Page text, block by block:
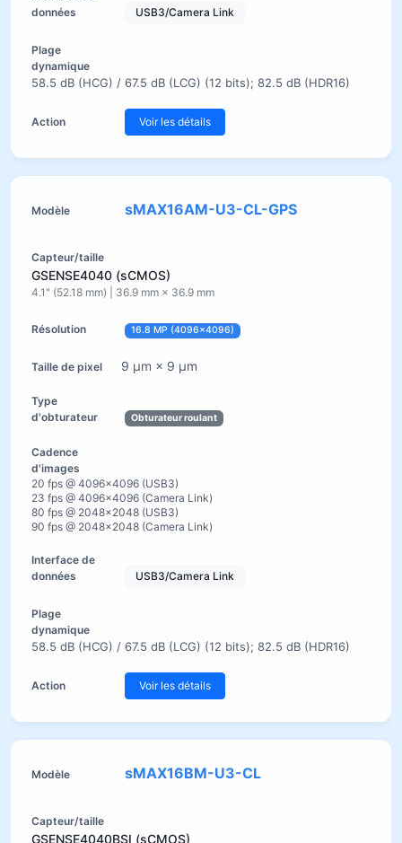
USB3/Camera Link
58.5 dB (HCG) / 67.5 dB (LCG) (12 bits); 82.5 dB (HDR16)
Voir les détails
sMAX16AM-U3-CL-GPS
GSENSE4040 (sCMOS)
4.1" (52.18 mm) | 36.9 mm × 36.9 mm
16.8 MP (4096×4096)
9 µm × 9 µm
Obturateur roulant
20 fps @ 4096×4096 (USB3)
23 fps @ 4096×4096 (Camera Link)
80 fps @ 2048×2048 (USB3)
90 fps @ 2048×2048 (Camera Link)
USB3/Camera Link
58.5 dB (HCG) / 67.5 dB (LCG) (12 bits); 82.5 dB (HDR16)
Voir les détails
sMAX16BM-U3-CL
GSENSE4040BSI (sCMOS)